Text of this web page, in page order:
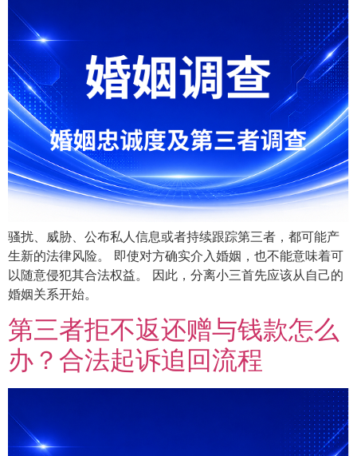
骚扰、威胁、公布私人信息或者持续跟踪第三者，都可能产
生新的法律风险。 即使对方确实介入婚姻，也不能意味着可
以随意侵犯其合法权益。 因此，分离小三首先应该从自己的
婚姻关系开始。
第三者拒不返还赠与钱款怎么
办？合法起诉追回流程